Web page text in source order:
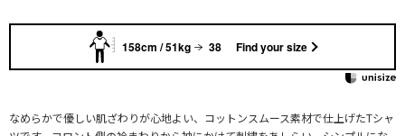
158cm / 51kg 38 Find your size
なめらかで優しい肌ざわりが心地よい、コットンスムース素材で仕上げたTシャ